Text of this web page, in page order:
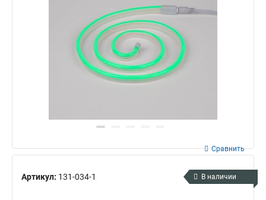
Артикул: 131-034-1
Сравнить
В наличии